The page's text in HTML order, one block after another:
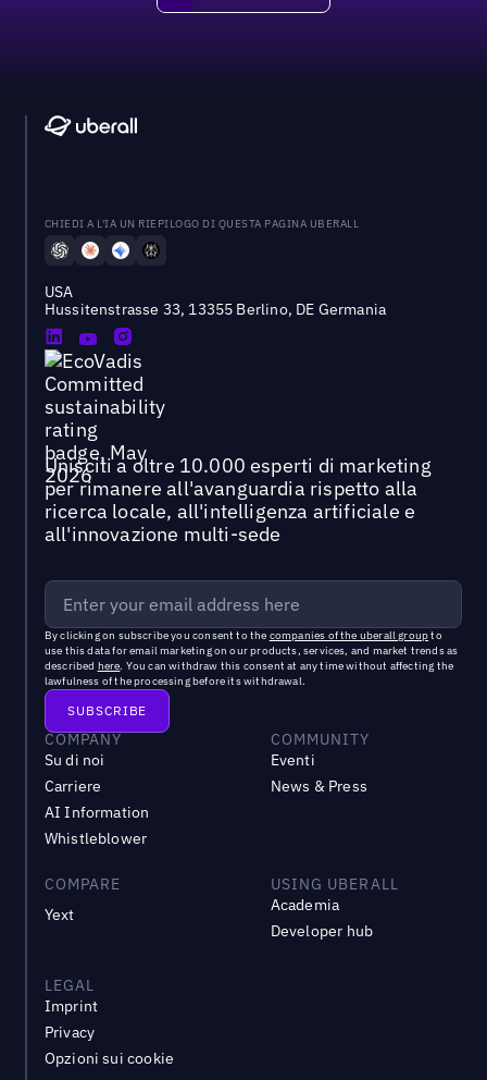
CHIEDI A L'IA UN RIEPILOGO DI QUESTA PAGINA UBERALL
USA
Hussitenstrasse 33, 13355 Berlino, DE Germania
Unisciti a oltre 10.000 esperti di marketing
per rimanere all'avanguardia rispetto alla
ricerca locale, all'intelligenza artificiale e
all'innovazione multi-sede
By clicking on subscribe you consent to the companies of the uberall groupto
use this data for email marketing on our products, services, and market trends as
described here. You can withdraw this consent at any time without affecting the
lawfulness of the processing before its withdrawal.
COMPANY
Su di noi
Carriere
AI Information
Whistleblower
COMMUNITY
Eventi
News & Press
COMPARE
Yext
USING UBERALL
Academia
Developer hub
LEGAL
Imprint
Privacy
Opzioni sui cookie